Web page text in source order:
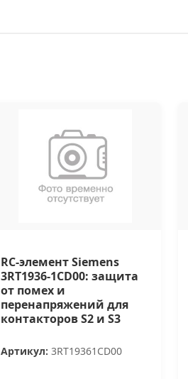
RC-элемент Siemens
3RT1936-1CD00: защита
от помех и
перенапряжений для
контакторов S2 и S3
Артикул: 3RT19361CD00